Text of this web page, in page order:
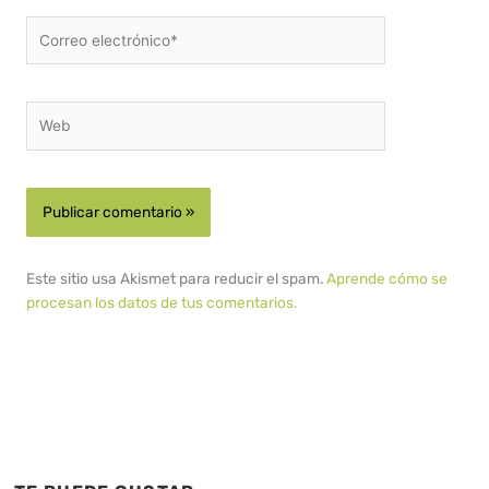
electrónico*
Este sitio usa Akismet para reducir el spam.Aprende cómo se
procesan los datos de tus comentarios.